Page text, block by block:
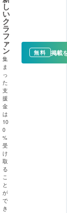
し
い
ク
ラ
フ
ァ
ン
集
ま
っ
た
支
援
金
は
10
0
%
受
け
取
る
こ
と
が
で
き
無料 掲載